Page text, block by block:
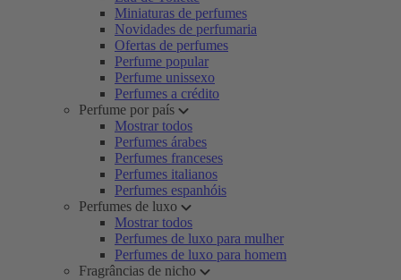
Miniaturas de perfumes
Novidades de perfumaria
Ofertas de perfumes
Perfume popular
Perfume unissexo
Perfumes a crédito
Perfume por país
Mostrar todos
Perfumes árabes
Perfumes franceses
Perfumes italianos
Perfumes espanhóis
Perfumes de luxo
Mostrar todos
Perfumes de luxo para mulher
Perfumes de luxo para homem
Fragrâncias de nicho